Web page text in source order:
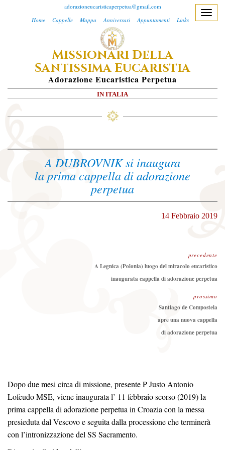
adorazioneucaristicaperpetua@gmail.com
Home
Cappelle Mappa Anniversari Appuntamenti Links
MISSIONARI DELLA
SANTISSIMA EUCARISTIA
ADorazione EUcaristica PErpetua
IN ITALIA
T
n
v
a
n
A DUBROVNIK si inaugura
la prima cappella di adorazione
perpetua
14 Febbraio 2019
precedente
A Legnica (Polonia) luogo del miracolo eucaristico
inaugurata cappella di adorazione perpetua
prossimo
Santiago de Compostela
apre una nuova cappella
di adorazione perpetua
Dopo due mesi circa di missione, presente P Justo Antonio
Lofeudo MSE, viene inaugurata l’ 11 febbraio scorso (2019) la
prima cappella di adorazione perpetua in Croazia con la messa
presieduta dal Vescovo e seguita dalla processione che terminerà
con l’intronizzazione del SS Sacramento.